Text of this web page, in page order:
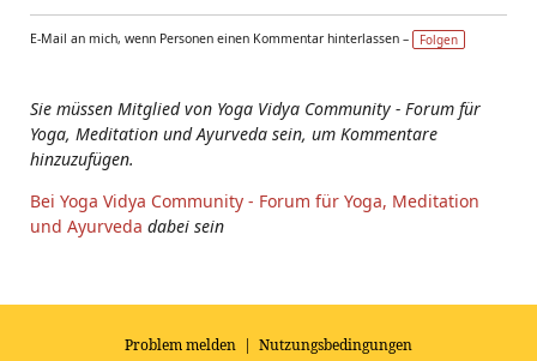
E-Mail an mich, wenn Personen einen Kommentar hinterlassen – Folgen
Sie müssen Mitglied von Yoga Vidya Community - Forum für
Yoga, Meditation und Ayurveda sein, um Kommentare
hinzuzufügen.
Bei Yoga Vidya Community - Forum für Yoga, Meditation
und Ayurveda dabei sein
Problem melden | Nutzungsbedingungen